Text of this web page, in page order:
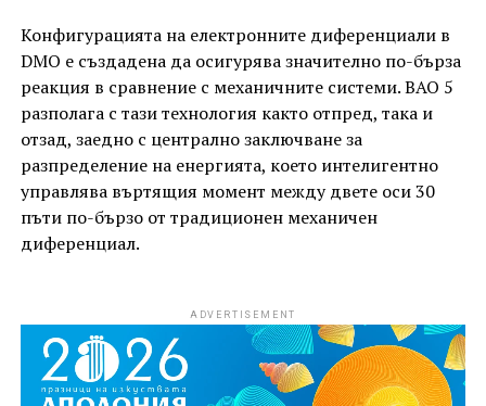
Конфигурацията на електронните диференциали в
DMO е създадена да осигурява значително по-бърза
реакция в сравнение с механичните системи. BAO 5
разполага с тази технология както отпред, така и
отзад, заедно с централно заключване за
разпределение на енергията, което интелигентно
управлява въртящия момент между двете оси 30
пъти по-бързо от традиционен механичен
диференциал.
ADVERTISEMENT